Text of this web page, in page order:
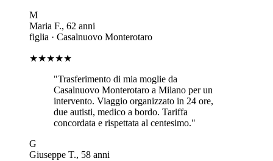
M
Maria F., 62 anni
figlia · Casalnuovo Monterotaro
★★★★★
"Trasferimento di mia moglie da
Casalnuovo Monterotaro a Milano per un
intervento. Viaggio organizzato in 24 ore,
due autisti, medico a bordo. Tariffa
concordata e rispettata al centesimo."
G
Giuseppe T., 58 anni